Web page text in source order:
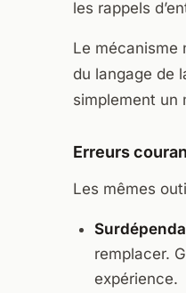
les rappels
Le mécanisme
du langage de
simplement un
Erreurs
Les mêmes
remplacer.
expérience.